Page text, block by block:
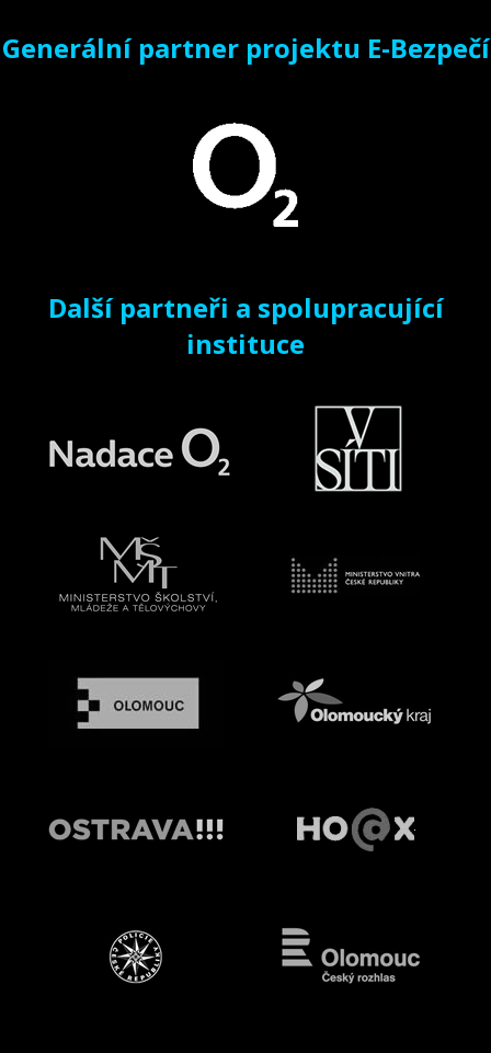
Generální partner projektu E-Bezpečí
Další partneři a spolupracující
instituce